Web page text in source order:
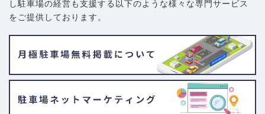
し駐車場の経営も支援する以下のような様々な専門サービス
をご提供しております。